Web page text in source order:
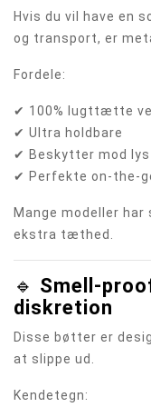
Hvis du vil have en
og transport, er
Fordele:
✔ 100% lugttætte
✔ Ultra holdbare
✔ Beskytter mod lys
✔ Perfekte on-the-
Mange modeller
ekstra tæthed.
🔹 Smell-
diskretion
Disse bøtter er
at slippe ud.
Kendetegn: